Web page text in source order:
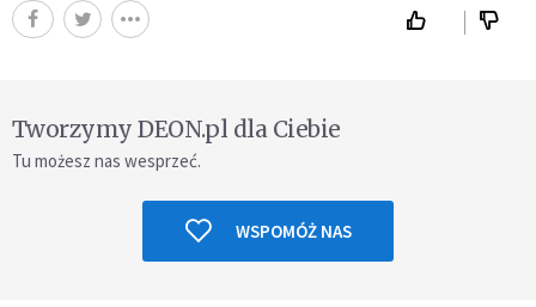
Tworzymy DEON.pl dla Ciebie
Tu możesz nas wesprzeć.
WSPOMÓŻ NAS